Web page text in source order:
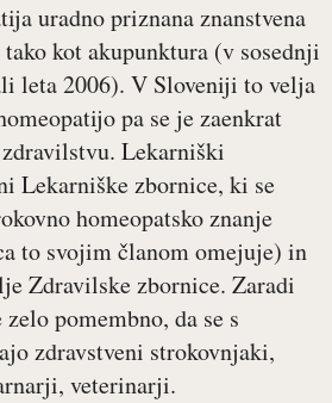
uradno priznana znanstvena
kot akupunktura (v sosednji
leta 2006). V Sloveniji to velja
pa se je zaenkrat
Lekarniški
Lekarniške zbornice, ki se
homeopatsko znanje
to svojim članom omejuje) in
Zdravilske zbornice. Zaradi
pomembno, da se s
zdravstveni strokovnjaki,
veterinarji.